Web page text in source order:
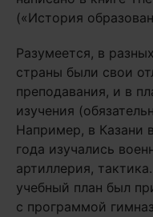
(«История
Разумеется, в
страны были свои
преподавания, и в
изучения
Например, в Казани
года изучались
артиллерия,
учебный план был
с программой